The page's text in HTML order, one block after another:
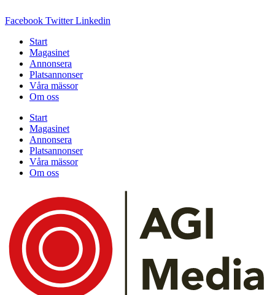
Facebook Twitter Linkedin
Start
Magasinet
Annonsera
Platsannonser
Våra mässor
Om oss
Start
Magasinet
Annonsera
Platsannonser
Våra mässor
Om oss